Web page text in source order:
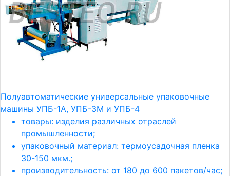
Полуавтоматические универсальные упаковочные
машины УПБ-1А, УПБ-3М и УПБ-4
товары: изделия различных отраслей
промышленности;
упаковочный материал: термоусадочная пленка
30-150 мкм.;
производительность: от 180 до 600 пакетов/час;